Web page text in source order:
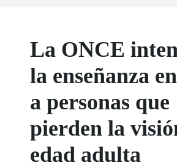
La ONCE
la enseñanza
a personas que
pierden la
edad adulta